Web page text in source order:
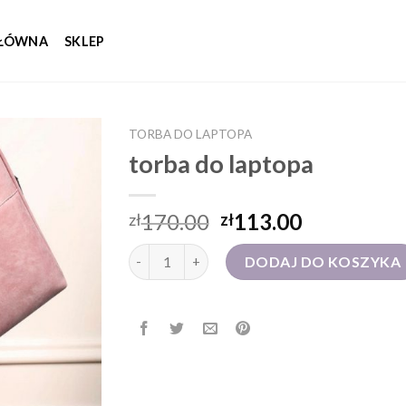
SKLEP
TORBA DO LAPTOPA
torba do laptopa
zł170.00 zł113.00
ilość torba do laptopaDODAJ DO KOSZYKA